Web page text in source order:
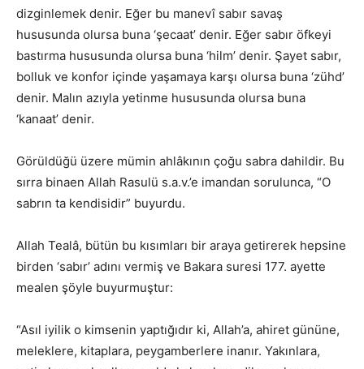
dizginlemek denir. Eğer bu manevî sabır savaş
hususunda olursa buna ‘şecaat’ denir. Eğer sabır öfkeyi
bastırma hususunda olursa buna ‘hilm’ denir. Şayet sabır,
bolluk ve konfor içinde yaşamaya karşı olursa buna ‘zühd’
denir. Malın azıyla yetinme hususunda olursa buna
‘kanaat’ denir.
Görüldüğü üzere mümin ahlâkının çoğu sabra dahildir. Bu
sırra binaen Allah Rasulü s.a.v.’e imandan sorulunca, “O
sabrın ta kendisidir” buyurdu.
Allah Tealâ, bütün bu kısımları bir araya getirerek hepsine
birden ‘sabır’ adını vermiş ve Bakara suresi 177. ayette
mealen şöyle buyurmuştur:
“Asıl iyilik o kimsenin yaptığıdır ki, Allah’a, ahiret gününe,
meleklere, kitaplara, peygamberlere inanır. Yakınlara,